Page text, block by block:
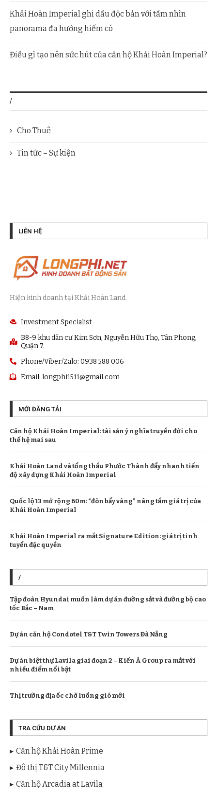
Khải Hoàn Imperial ghi dấu độc bản với tầm nhìn
panorama đa hướng hiếm có
Điều gì tạo nên sức hút của căn hộ Khải Hoàn Imperial?
/
Cho Thuê
Tin tức – Sự kiện
LIÊN HỆ
Hiện kinh doanh tại Khải Hoàn Land.
Investment Specialist
B8-9 khu dân cư Kim Sơn, Nguyễn Hữu Thọ, Tân Phong,
Quận 7.
Phone/Viber/Zalo: 0938 588 006
Email: longphi1511@gmail.com
MỚI ĐĂNG TẢI
Căn hộ Khải Hoàn Imperial: tài sản ý nghĩa truyền đời cho
thế hệ mai sau
Khải Hoàn Land và tổng thầu Phước Thành đẩy nhanh tiến
độ xây dựng Khải Hoàn Imperial
Quốc lộ 13 mở rộng 60m: “đòn bẩy vàng” nâng tầm giá trị của
Khải Hoàn Imperial
Khải Hoàn Imperial ra mắt Signature Edition: giá trị tinh
tuyển đặc quyền
/
Tập đoàn Hyundai muốn làm dự án đường sắt và đường bộ cao
tốc Bắc – Nam
Dự án căn hộ Condotel T&T Twin Towers Đà Nẵng
Dự án biệt thự Lavila giai đoạn 2 – Kiến Á Group ra mắt với
nhiều điểm nổi bật
Thị trường địa ốc chờ luồng gió mới
TRA CỨU DỰ ÁN
Căn hộ Khải Hoàn Prime
Đô thị T&T City Millennia
Căn hộ Arcadia at Lavila